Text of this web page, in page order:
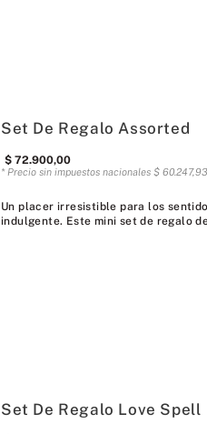
Set De Regalo Assorted
$ 72.900,00
* Precio sin impuestos nacionales $ 60.247,93
Un placer irresistible para los
indulgente. Este mini set de regalo
Set De Regalo Love Spell